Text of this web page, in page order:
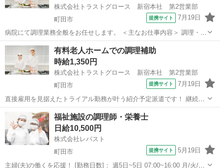
株式会社トラストグロース 新宿本社 第2営業部
町田市
提携サイト 7月19日
病院にて調理業務全般をお任せします。 ＜主なお仕事内容＞ 調理・配
膳・下膳・盛り付け・カット・洗浄 等 ★定員：266名 ★20～50代の
方活躍中 ★週2日～OK ★車通勤OK ★資格と経験が活かせます ●周り
のサポー...
東京 町田市 キッチン
有料老人ホームでの調理補助
時給1,350円
株式会社トラストグロース 新宿本社 第2営業部
町田市
提携サイト 7月19日
直接雇用を見据えたトライアル勤務が叶う紹介予定派遣です！ 継続に
欠かせない職場とのマッチ度を見極めていただけます☆ ‾‾‾‾＼／
‾‾‾‾‾‾‾‾‾‾‾‾‾‾‾‾‾‾‾‾ 定員51名の有料老人ホームにて調理補助スタッフを募
集...
町田市 キッチン
福祉施設の調理師・栄養士
日給10,500円
株式会社レパスト
町田市
提携サイト 5月19日
主婦(夫)の働くを応援！ [勤務日数]： 週5日~5日 07:00~16:00 月/火/水/